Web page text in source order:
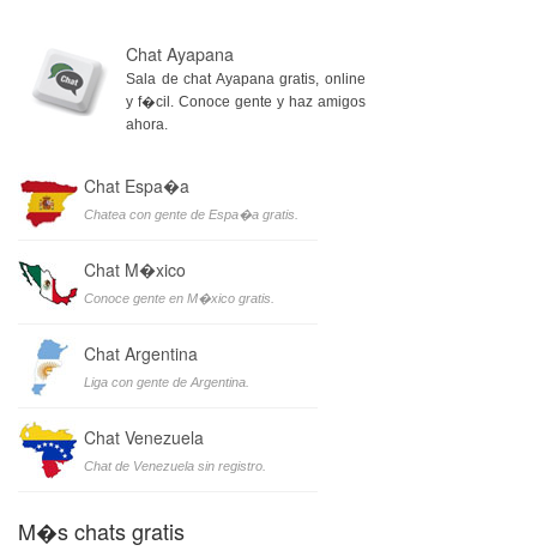
Chat Ayapana
Sala de chat Ayapana gratis, online
y f�cil. Conoce gente y haz amigos
ahora.
Chat Espa�a
Chatea con gente de Espa�a gratis.
Chat M�xico
Conoce gente en M�xico gratis.
Chat Argentina
Liga con gente de Argentina.
Chat Venezuela
Chat de Venezuela sin registro.
M�s chats gratis